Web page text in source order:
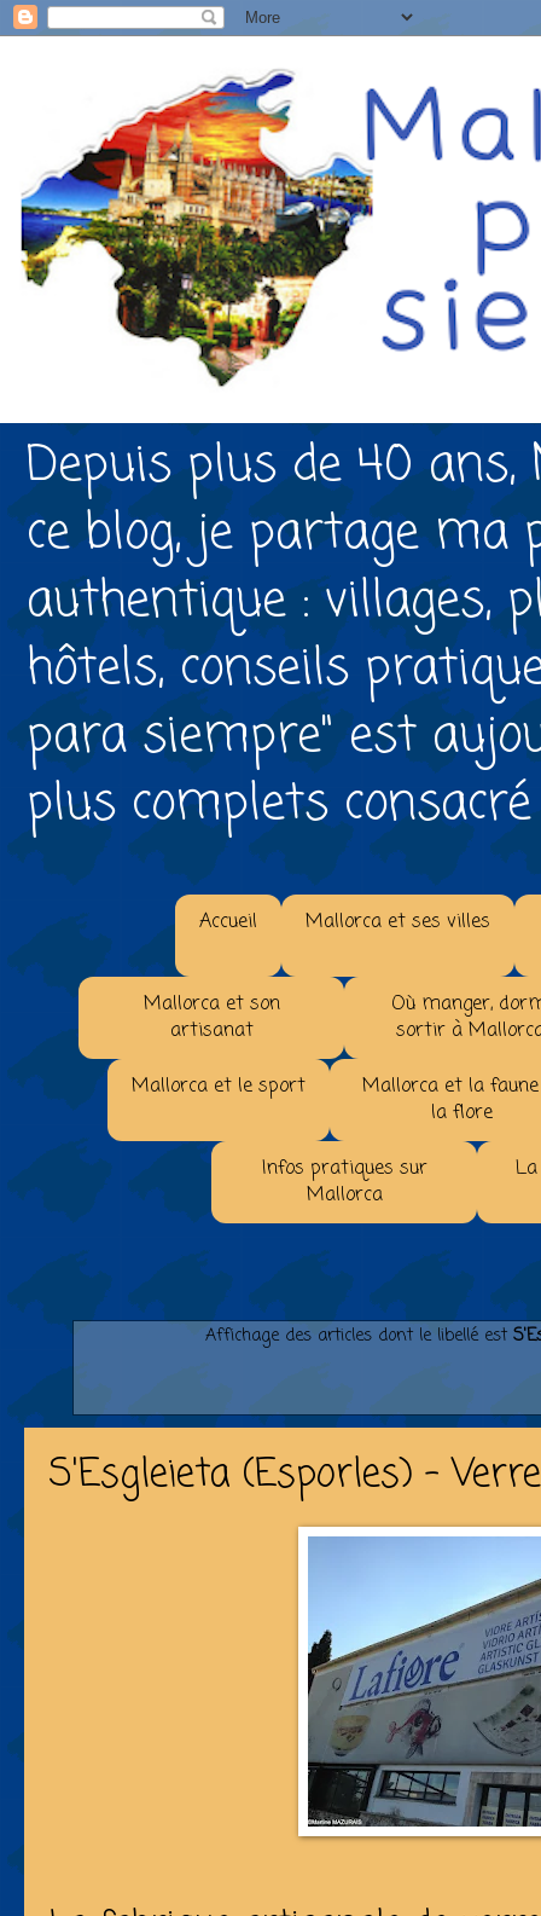
Depuis plus de 40
ce blog, je partage
authentique : villages,
hôtels, conseils
para siempre" est
plus complets consacré
Accueil Mallorca et ses villes
Mallorca et son
artisanat
Où manger,
sortir à
Mallorca et le sport
Mallorca et la
la flore
Infos pratiques sur
Mallorca
Affichage des articles dont le libellé est
S'Esgleieta (Esporles) -